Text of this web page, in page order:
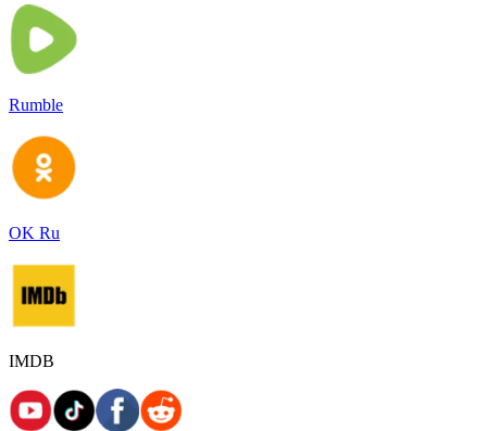
Rumble
OK Ru
IMDB